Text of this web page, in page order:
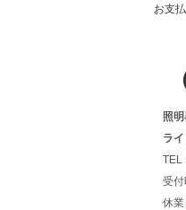
お支
照
ラ
TEL
受
休業